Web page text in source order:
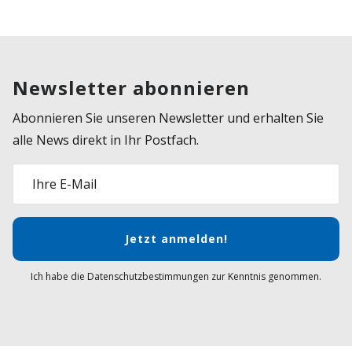
Newsletter abonnieren
Abonnieren Sie unseren Newsletter und erhalten Sie
alle News direkt in Ihr Postfach.
Ihre E-Mail
Jetzt anmelden!
Ich habe die Datenschutzbestimmungen zur Kenntnis genommen.